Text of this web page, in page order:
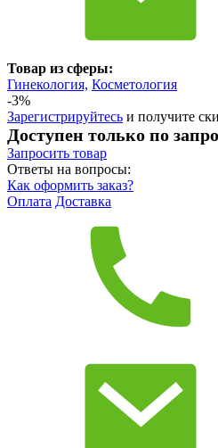
Товар из сферы:
Гинекология, Косметология
-3%
Зарегистрируйтесь и получите
Доступен только по
Запросить товар
Ответы на вопросы:
Как оформить заказ?
Оплата Доставка